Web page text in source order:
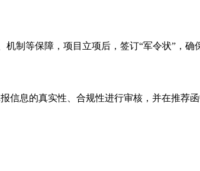
制等保障，项目立项后，签订“军令状”，确
信息的真实性、合规性进行审核，并在推荐